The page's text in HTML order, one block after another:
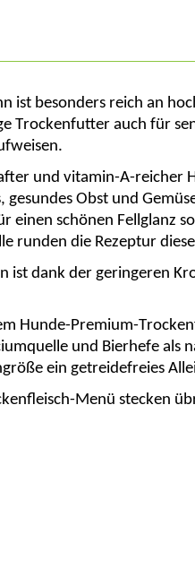
ist besonders reich an
Trockenfutter auch für
und vitamin-A-reicher
Obst und
einen schönen Fellglanz
runden die Rezeptur
ist dank der geringeren
Hunde-Premium-
und Bierhefe
ein getreidefreies
Menü stecken